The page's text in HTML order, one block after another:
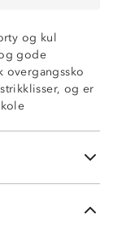
og kul
gode
overgangssko
og er